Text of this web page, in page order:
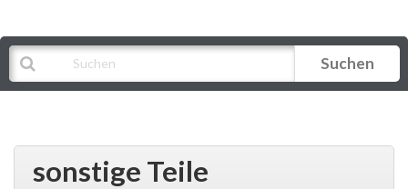
Suchen
sonstige Teile